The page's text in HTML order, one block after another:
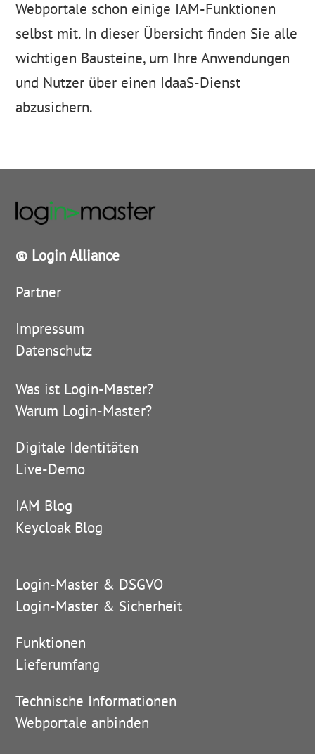
Webportale schon einige IAM-Funktionen
selbst mit. In dieser Übersicht finden Sie alle
wichtigen Bausteine, um Ihre Anwendungen
und Nutzer über einen IdaaS-Dienst
abzusichern.
© Login Alliance
Partner
Impressum
Datenschutz
Was ist Login-Master?
Warum Login-Master?
Digitale Identitäten
Live-Demo
IAM Blog
Keycloak Blog
Login-Master & DSGVO
Login-Master & Sicherheit
Funktionen
Lieferumfang
Technische Informationen
Webportale anbinden